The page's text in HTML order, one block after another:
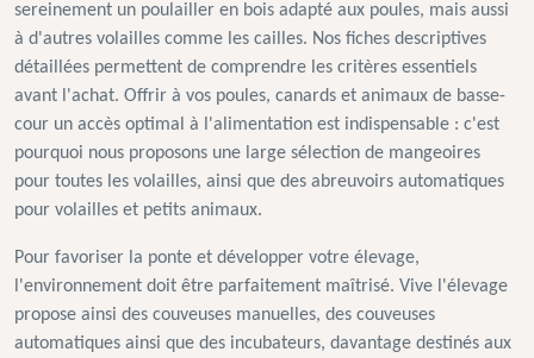
sereinement un poulailler en bois adapté aux poules, mais aussi
à d'autres volailles comme les cailles. Nos fiches descriptives
détaillées permettent de comprendre les critères essentiels
avant l'achat. Offrir à vos poules, canards et animaux de basse-
cour un accès optimal à l'alimentation est indispensable : c'est
pourquoi nous proposons une large sélection de mangeoires
pour toutes les volailles, ainsi que des abreuvoirs automatiques
pour volailles et petits animaux.
Pour favoriser la ponte et développer votre élevage,
l'environnement doit être parfaitement maîtrisé. Vive l'élevage
propose ainsi des couveuses manuelles, des couveuses
automatiques ainsi que des incubateurs, davantage destinés aux